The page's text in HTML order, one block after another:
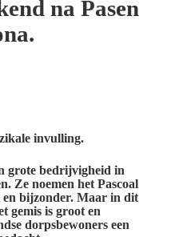
na Pasen
invulling.
grote bedrijvigheid in
Ze noemen het Pascoal
bijzonder. Maar in dit
gemis is groot en
dorpsbewoners een